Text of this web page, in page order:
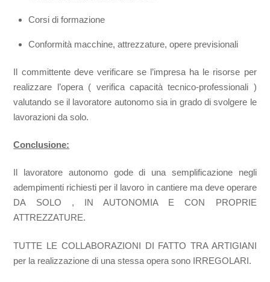
Corsi di formazione
Conformità macchine, attrezzature, opere previsionali
Il committente deve verificare se l’impresa ha le risorse per
realizzare l’opera ( verifica capacità tecnico-professionali )
valutando se il lavoratore autonomo sia in grado di svolgere le
lavorazioni da solo.
Conclusione:
Il lavoratore autonomo gode di una semplificazione negli
adempimenti richiesti per il lavoro in cantiere ma deve operare
DA SOLO , IN AUTONOMIA E CON PROPRIE
ATTREZZATURE.
TUTTE LE COLLABORAZIONI DI FATTO TRA ARTIGIANI
per la realizzazione di una stessa opera sono IRREGOLARI.